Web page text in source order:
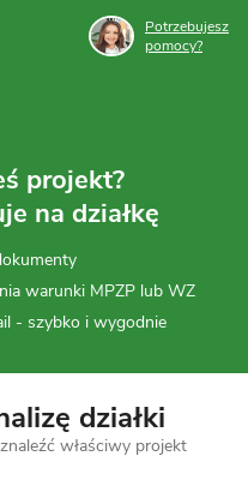
projekt?
na działkę
warunki MPZP lub WZ
- szybko i wygodnie
Potrzebujesz
pomocy?
działki
właściwy projekt